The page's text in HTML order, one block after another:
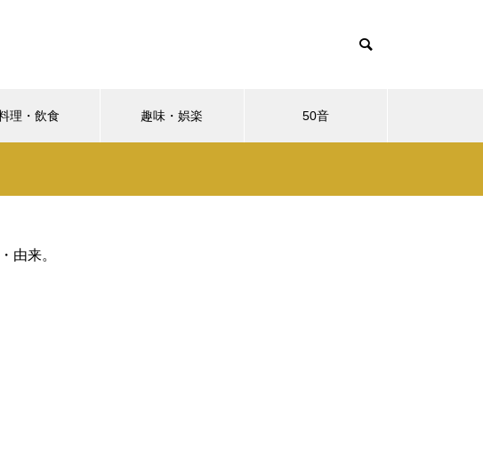
理・飲食 趣味・娯楽 50音
由来。